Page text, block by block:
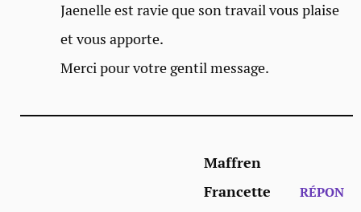
Jaenelle est ravie que son travail vous plaise
et vous apporte.
Merci pour votre gentil message.
Maffren
Francette
RÉPON